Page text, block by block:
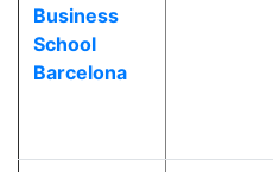
Business
School
Barcelona